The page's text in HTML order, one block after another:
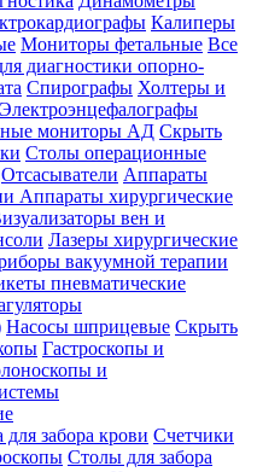
Калиперы
Мониторы фетальные Все
диагностики опорно-
Спирографы Холтеры и
Электроэнцефалографы
мониторы АД Скрыть
Столы операционные
Отсасыватели Аппараты
Аппараты хирургические
вен и
Лазеры хирургические
вакуумной терапии
пневматические
Насосы шприцевые Скрыть
Гастроскопы и
и
для забора крови Счетчики
Столы для забора